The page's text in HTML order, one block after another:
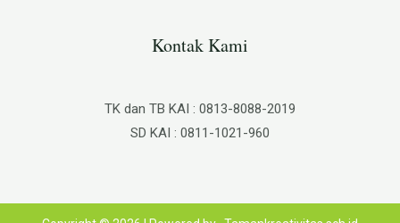
Kontak Kami
TK dan TB KAI : 0813-8088-2019
SD KAI : 0811-1021-960